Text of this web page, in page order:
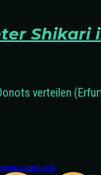
Shikari
verteilen
JenaKassablanca Jena